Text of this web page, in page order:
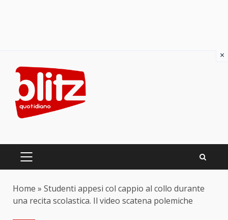
content
PRIMARY
Home » Studenti appesi col cappio al collo durante
una recita scolastica. Il video scatena polemiche
×